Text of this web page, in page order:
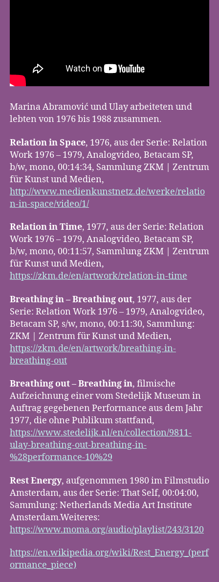
Marina Abramović und Ulay arbeiteten und
lebten von 1976 bis 1988 zusammen.
Relation in Space, 1976, aus der Serie: Relation
Work 1976 – 1979, Analogvideo, Betacam SP,
b/w, mono, 00:14:34, Sammlung ZKM | Zentrum
für Kunst und Medien,
http://www.medienkunstnetz.de/werke/relatio
n-in-space/video/1/
Relation in Time, 1977, aus der Serie: Relation
Work 1976 – 1979, Analogvideo, Betacam SP,
b/w, mono, 00:11:57, Sammlung ZKM | Zentrum
für Kunst und Medien,
https://zkm.de/en/artwork/relation-in-time
Breathing in – Breathing out, 1977, aus der
Serie: Relation Work 1976 – 1979, Analogvideo,
Betacam SP, s/w, mono, 00:11:30, Sammlung:
ZKM | Zentrum für Kunst und Medien,
https://zkm.de/en/artwork/breathing-in-
breathing-out
Breathing out – Breathing in, filmische
Aufzeichnung einer vom Stedelijk Museum in
Auftrag gegebenen Performance aus dem Jahr
1977, die ohne Publikum stattfand,
https://www.stedelijk.nl/en/collection/9811-
ulay-breathing-out-breathing-in-
%28performance-10%29
Rest Energy, aufgenommen 1980 im Filmstudio
Amsterdam, aus der Serie: That Self, 00:04:00,
Sammlung: Netherlands Media Art Institute
Amsterdam.Weiteres:
https://www.moma.org/audio/playlist/243/3120
https://en.wikipedia.org/wiki/Rest_Energy_(perf
ormance_piece)